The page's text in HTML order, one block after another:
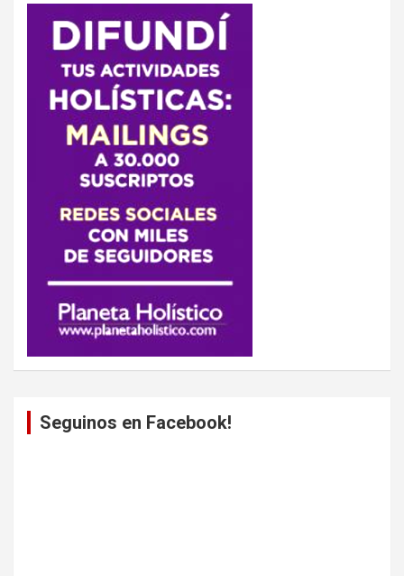
Seguinos en Facebook!